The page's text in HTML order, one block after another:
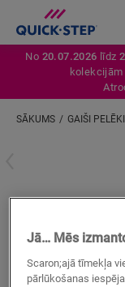
No 20.07.2026 līdz
SĀKUMS GAIŠI
Gaiši
imitāciju
LAMINĀTA AKSESUĀRI
QSSTRBCLM01405
Jā… Mēs
Scaron;ajā tīmekļa
pārlūkošanas